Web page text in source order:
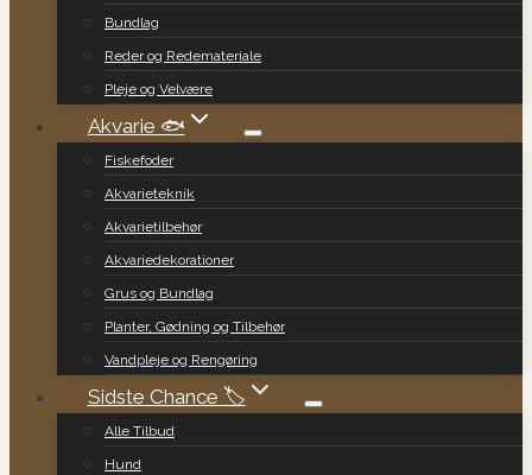
Bundlag
Reder og Redemateriale
Pleje og Velvære
Akvarie 🐟
Fiskefoder
Akvarieteknik
Akvarietilbehør
Akvariedekorationer
Grus og Bundlag
Planter, Gødning og Tilbehør
Vandpleje og Rengøring
Sidste Chance 🏷️
Alle Tilbud
Hund